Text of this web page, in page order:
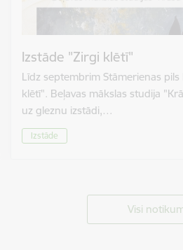
Izstāde "Zirgi klētī"
Līdz septembrim Stāmerienas
klētī". Beļavas mākslas studija
uz gleznu izstādi,…
Izstāde
Visi